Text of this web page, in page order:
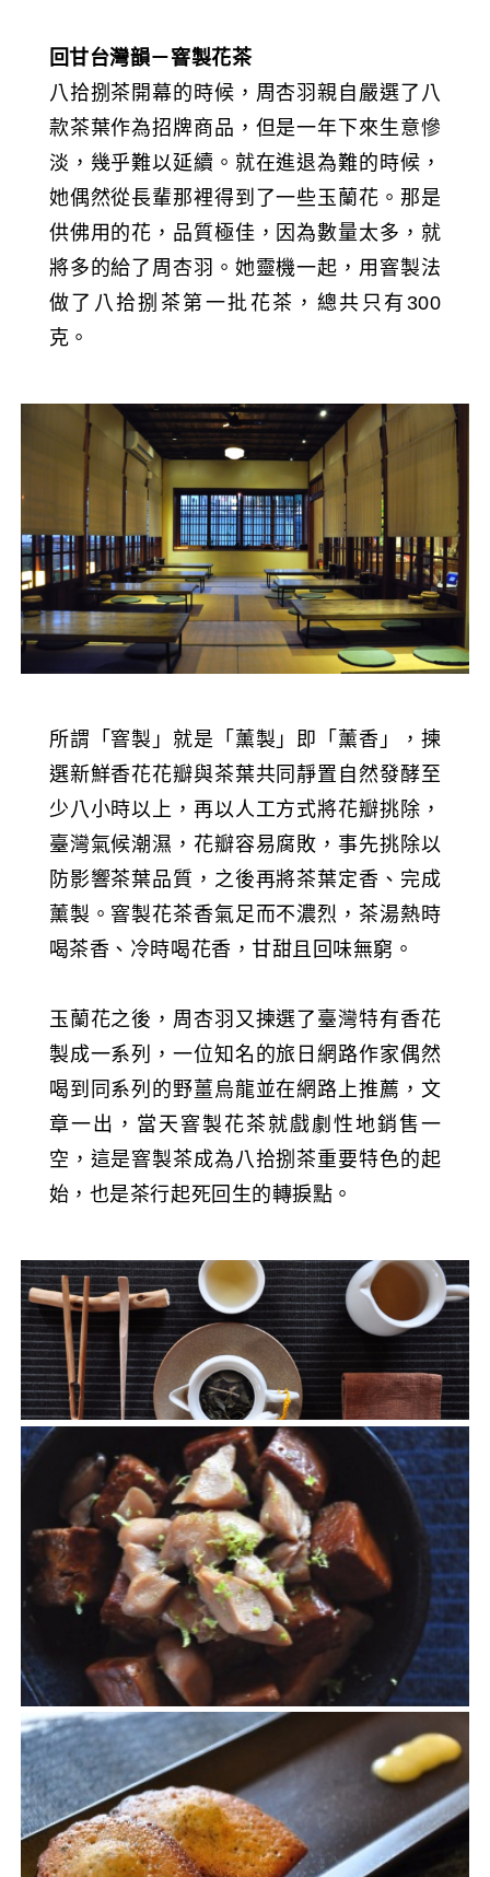
回甘台灣韻－窨製花茶
八拾捌茶開幕的時候，周杏羽親自嚴選了八
款茶葉作為招牌商品，但是一年下來生意慘
淡，幾乎難以延續。就在進退為難的時候，
她偶然從長輩那裡得到了一些玉蘭花。那是
供佛用的花，品質極佳，因為數量太多，就
將多的給了周杏羽。她靈機一起，用窨製法
做了八拾捌茶第一批花茶，總共只有300
克。
所謂「窨製」就是「薰製」即「薰香」，揀
選新鮮香花花瓣與茶葉共同靜置自然發酵至
少八小時以上，再以人工方式將花瓣挑除，
臺灣氣候潮濕，花瓣容易腐敗，事先挑除以
防影響茶葉品質，之後再將茶葉定香、完成
薰製。窨製花茶香氣足而不濃烈，茶湯熱時
喝茶香、冷時喝花香，甘甜且回味無窮。
玉蘭花之後，周杏羽又揀選了臺灣特有香花
製成一系列，一位知名的旅日網路作家偶然
喝到同系列的野薑烏龍並在網路上推薦，文
章一出，當天窨製花茶就戲劇性地銷售一
空，這是窨製茶成為八拾捌茶重要特色的起
始，也是茶行起死回生的轉捩點。